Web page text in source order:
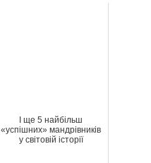
І ще 5 найбільш
«успішних» мандрівників
у світовій історії